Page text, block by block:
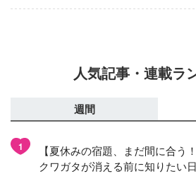
人気記事・連載ラ
週間
1
【夏休みの宿題、まだ間に合う
クワガタが消える前に知りたい